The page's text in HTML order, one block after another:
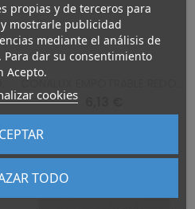
propias y de terceros para
mostrarle publicidad
mediante el análisis de
dar su consentimiento
Acepto.
cookies
TODO